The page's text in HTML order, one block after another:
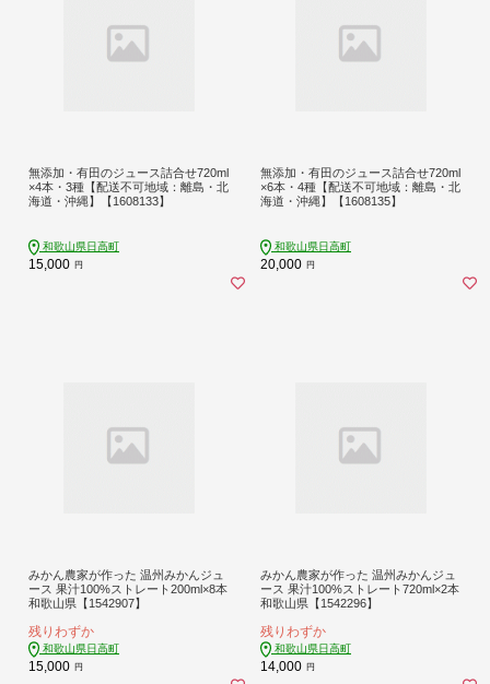
無添加・有田のジュース詰合せ720ml
×4本・3種【配送不可地域：離島・北
海道・沖縄】【1608133】
和歌山県日高町
15,000 円
無添加・有田のジュース詰合せ720ml
×6本・4種【配送不可地域：離島・北
海道・沖縄】【1608135】
和歌山県日高町
20,000 円
みかん農家が作った 温州みかんジュ
ース 果汁100%ストレート200ml×8本
和歌山県【1542907】
残りわずか
和歌山県日高町
15,000 円
みかん農家が作った 温州みかんジュ
ース 果汁100%ストレート720ml×2本
和歌山県【1542296】
残りわずか
和歌山県日高町
14,000 円